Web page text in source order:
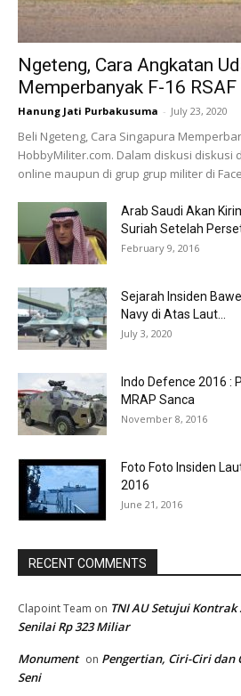
Ngeteng, Cara Angkatan
Memperbanyak F-16 RSAF
Hanung Jati Purbakusuma - July 23, 2020
Beli Ngeteng, Cara Singapura
HobbyMiliter.com. Dalam diskusi diskusi
online maupun di grup grup militer di
Arab Saudi Akan
Suriah Setelah
February 9, 2016
Sejarah Insiden
Navy di Atas Laut...
July 3, 2020
Indo Defence 2016 :
MRAP Sanca
November 8, 2016
Foto Foto Insiden
2016
June 21, 2016
RECENT COMMENTS
Clapoint Team on TNI AU Setujui Kontrak
Senilai Rp 323 Miliar
Monument on Pengertian, Ciri-Ciri dan
Seni